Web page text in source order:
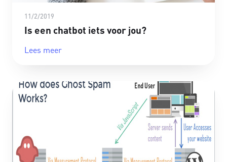
11/2/2019
Is een chatbot iets voor jou?
Lees meer